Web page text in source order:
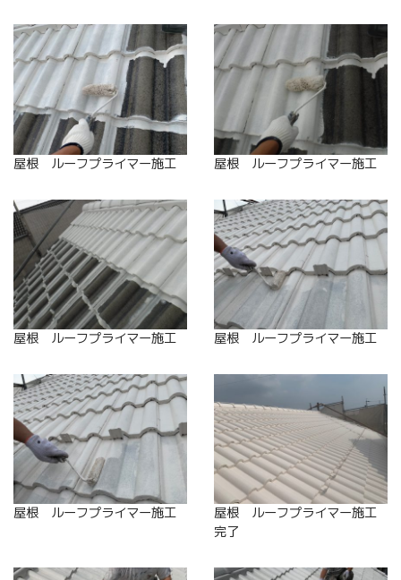
屋根 ルーフプライマー施工 屋根 ルーフプライマー施工
屋根 ルーフプライマー施工 屋根 ルーフプライマー施工
屋根 ルーフプライマー施工
屋根 ルーフプライマー施工
完了